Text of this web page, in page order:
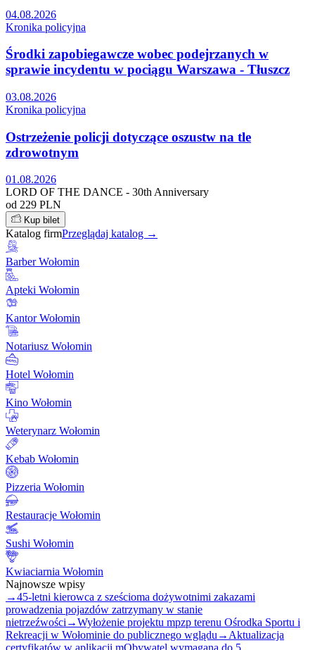
04.08.2026
Kronika policyjna
Środki zapobiegawcze wobec podejrzanych w
sprawie incydentu w pociągu Warszawa - Tłuszcz
03.08.2026
Kronika policyjna
Ostrzeżenie policji dotyczące oszustw na tle
zdrowotnym
01.08.2026
LORD OF THE DANCE - 30th Anniversary
od 229 PLN
Kup bilet
Katalog firmPrzeglądaj katalog →
Barber Wołomin
Apteki Wołomin
Kantor Wołomin
Notariusz Wołomin
Hotel Wołomin
Kino Wołomin
Weterynarz Wołomin
Kebab Wołomin
Pizzeria Wołomin
Restauracje Wołomin
Sushi Wołomin
Kwiaciarnia Wołomin
Najnowsze wpisy
→45-letni kierowca z sześcioma dożywotnimi zakazami
prowadzenia pojazdów zatrzymany w stanie
nietrzeźwości→Wyłożenie projektu mpzp terenu Ośrodka Sportu i
Rekreacji w Wołominie do publicznego wglądu→Aktualizacja